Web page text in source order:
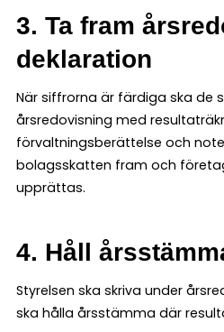
3. Ta fram
deklaration
När siffrorna är färdiga ska de
årsredovisning med
förvaltningsberättelse och
bolagsskatten fram och
upprättas.
4. Håll
Styrelsen ska skriva under
ska hålla årsstämma där